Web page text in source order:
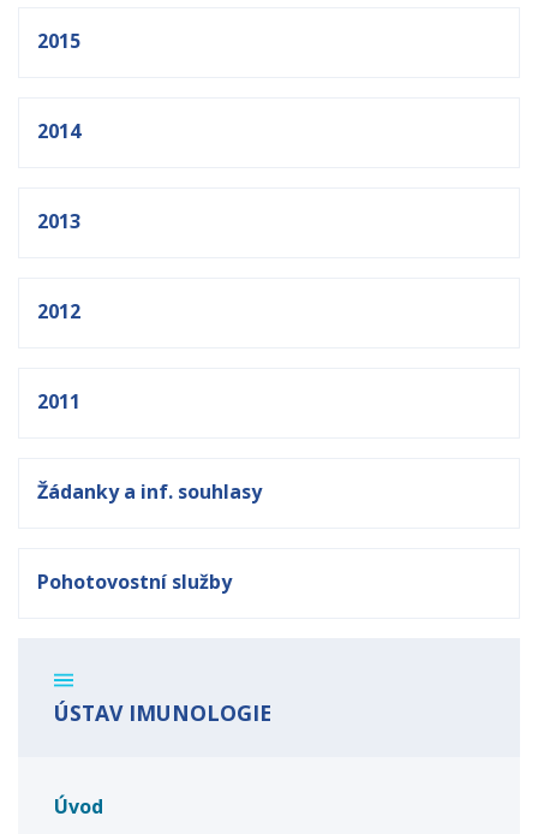
2015
2014
2013
2012
2011
Žádanky a inf. souhlasy
Pohotovostní služby
ÚSTAV IMUNOLOGIE
Úvod